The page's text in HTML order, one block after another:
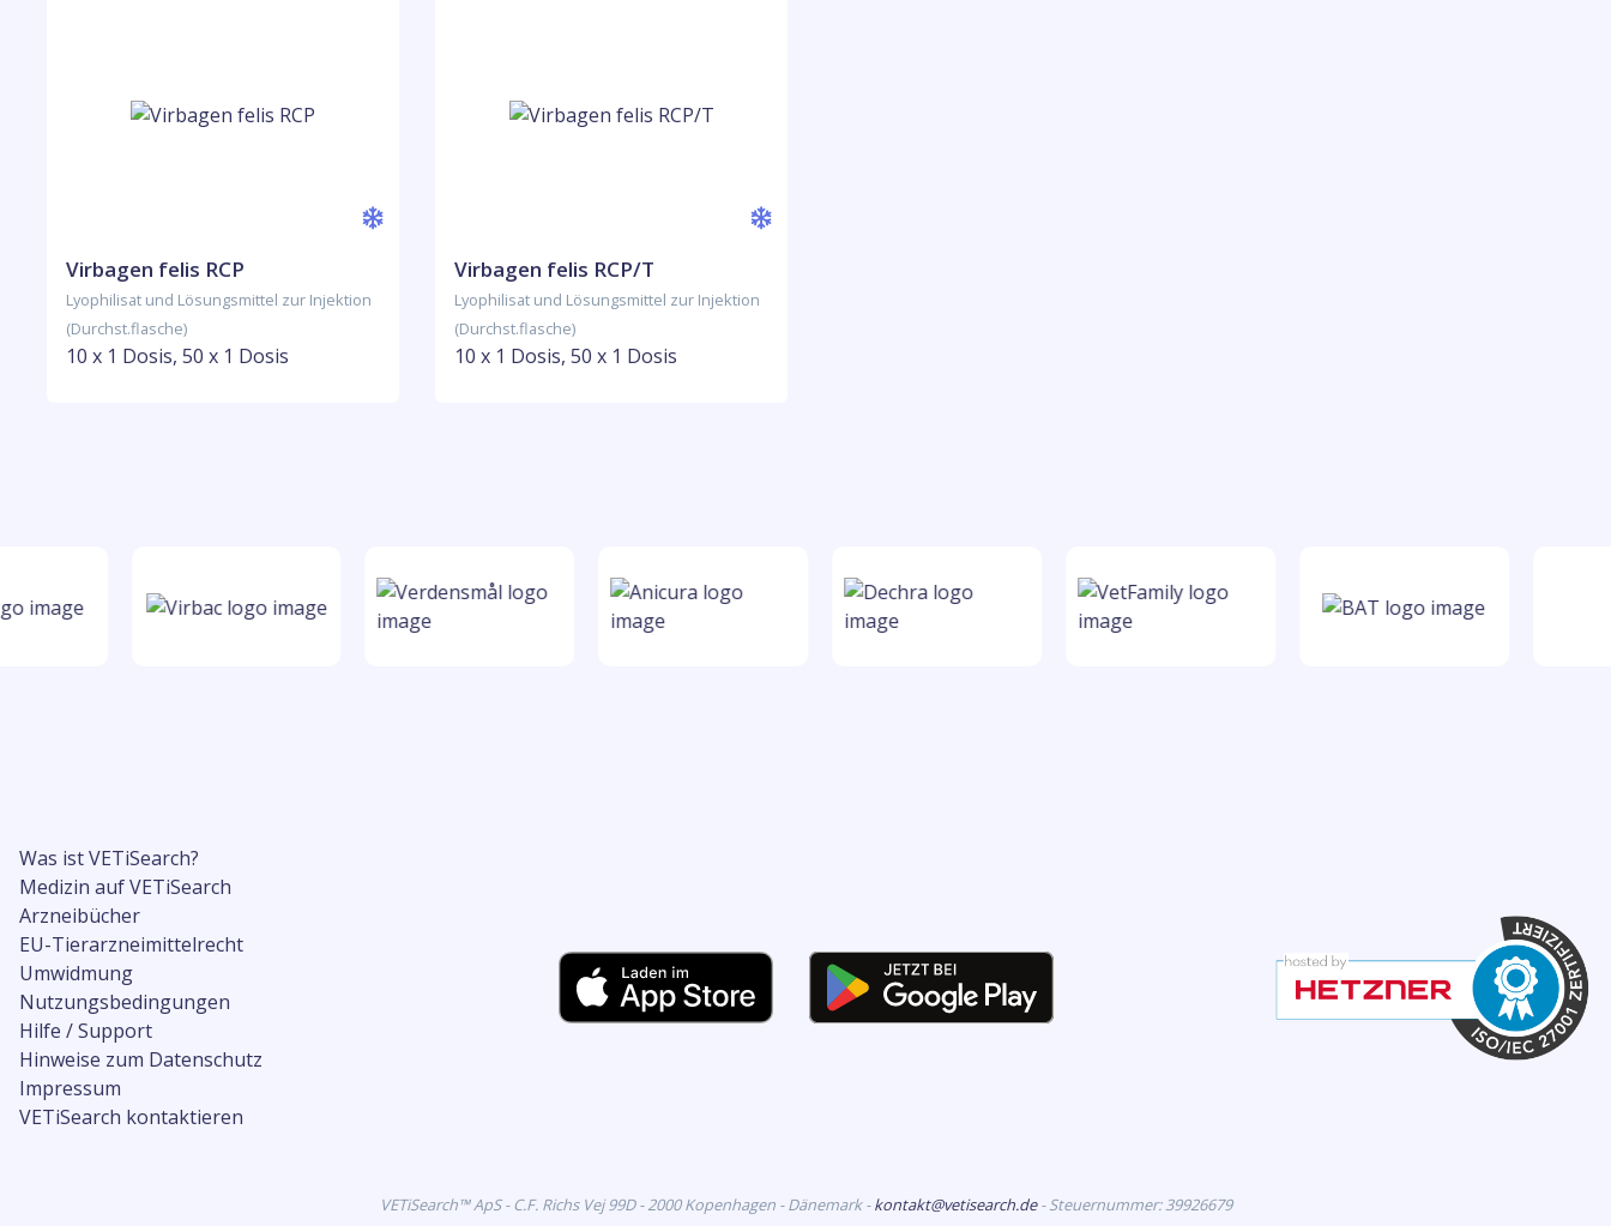
Virbagen felis RCP
Lyophilisat und Lösungsmittel zur Injektion
(Durchst.flasche)
10 x 1 Dosis, 50 x 1 Dosis
Virbagen felis RCP/T
Lyophilisat und Lösungsmittel zur Injektion
(Durchst.flasche)
10 x 1 Dosis, 50 x 1 Dosis
Was ist VETiSearch?
Medizin auf VETiSearch
Arzneibücher
EU-Tierarzneimittelrecht
Umwidmung
Nutzungsbedingungen
Hilfe / Support
Hinweise zum Datenschutz
Impressum
VETiSearch kontaktieren
VETiSearch™ ApS - C.F. Richs Vej 99D - 2000 Kopenhagen - Dänemark -kontakt@vetisearch.de- Steuernummer: 39926679